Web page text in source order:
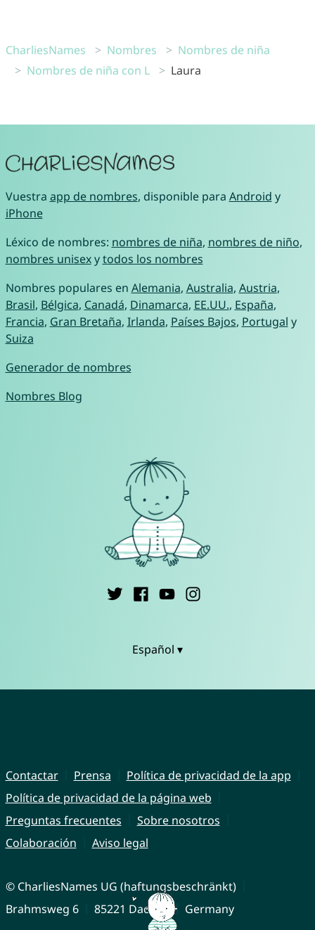
CharliesNames Nombres
Nombres de niña
Nombres de niña con L
Laura
Vuestra app de nombres, disponible para Android y
iPhone
Léxico de nombres: nombres de niña, nombres de niño,
nombres unisexytodos los nombres
Nombres populares en Alemania, Australia, Austria,
Brasil, Bélgica, Canadá, Dinamarca, EE.UU., España,
Francia, Gran Bretaña, Irlanda, Países Bajos, Portugal y
Suiza
Generador de nombres
Nombres Blog
Español ▾
Contactar Prensa
Política de privacidad de la app
Política de privacidad de la página web
Preguntas frecuentes
Sobre nosotros
Colaboración
Aviso legal
© CharliesNames UG (haftungsbeschränkt)
Brahmsweg 6
85221 Dachau Germany